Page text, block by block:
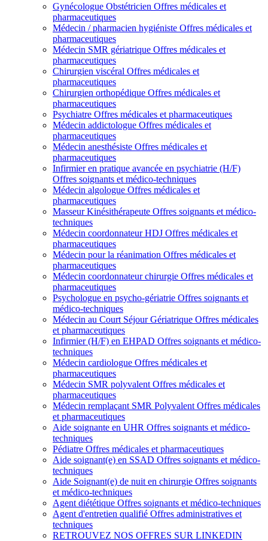
Gynécologue Obstétricien Offres médicales et
pharmaceutiques
Médecin / pharmacien hygiéniste Offres médicales et
pharmaceutiques
Médecin SMR gériatrique Offres médicales et
pharmaceutiques
Chirurgien viscéral Offres médicales et
pharmaceutiques
Chirurgien orthopédique Offres médicales et
pharmaceutiques
Psychiatre Offres médicales et pharmaceutiques
Médecin addictologue Offres médicales et
pharmaceutiques
Médecin anesthésiste Offres médicales et
pharmaceutiques
Infirmier en pratique avancée en psychiatrie (H/F)
Offres soignants et médico-techniques
Médecin algologue Offres médicales et
pharmaceutiques
Masseur Kinésithérapeute Offres soignants et médico-
techniques
Médecin coordonnateur HDJ Offres médicales et
pharmaceutiques
Médecin pour la réanimation Offres médicales et
pharmaceutiques
Médecin coordonnateur chirurgie Offres médicales et
pharmaceutiques
Psychologue en psycho-gériatrie Offres soignants et
médico-techniques
Médecin au Court Séjour Gériatrique Offres médicales
et pharmaceutiques
Infirmier (H/F) en EHPAD Offres soignants et médico-
techniques
Médecin cardiologue Offres médicales et
pharmaceutiques
Médecin SMR polyvalent Offres médicales et
pharmaceutiques
Médecin remplaçant SMR Polyvalent Offres médicales
et pharmaceutiques
Aide soignante en UHR Offres soignants et médico-
techniques
Pédiatre Offres médicales et pharmaceutiques
Aide soignant(e) en SSAD Offres soignants et médico-
techniques
Aide Soignant(e) de nuit en chirurgie Offres soignants
et médico-techniques
Agent diététique Offres soignants et médico-techniques
Agent d'entretien qualifié Offres administratives et
techniques
RETROUVEZ NOS OFFRES SUR LINKEDIN